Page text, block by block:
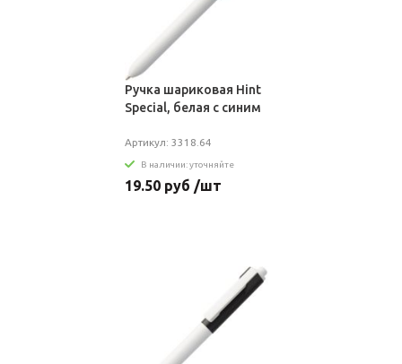
Ручка шариковая Hint
Special, белая с синим
Артикул: 3318.64
В наличии: уточняйте
19.50 руб /шт